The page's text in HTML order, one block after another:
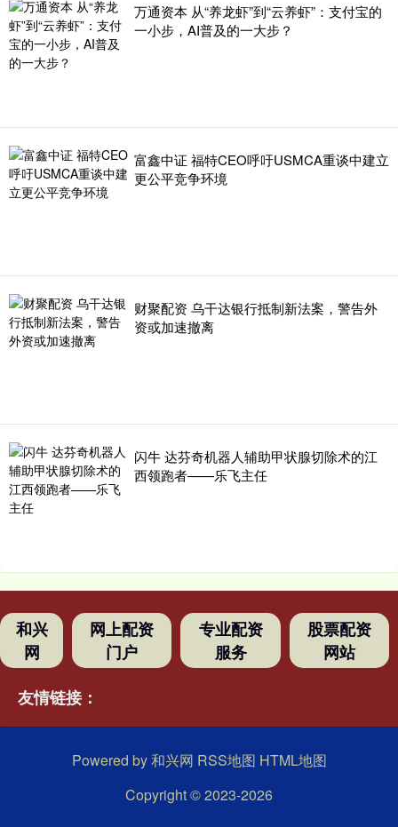
万通资本 从“养龙虾”到“云养虾”：支付宝的
一小步，AI普及的一大步？
富鑫中证 福特CEO呼吁USMCA重谈中建立
更公平竞争环境
财聚配资 乌干达银行抵制新法案，警告外
资或加速撤离
闪牛 达芬奇机器人辅助甲状腺切除术的江
西领跑者——乐飞主任
和兴
网
网上配资
门户
专业配资
服务
股票配资
网站
友情链接：
Powered by和兴网 RSS地图 HTML地图
Copyright© 2023-2026